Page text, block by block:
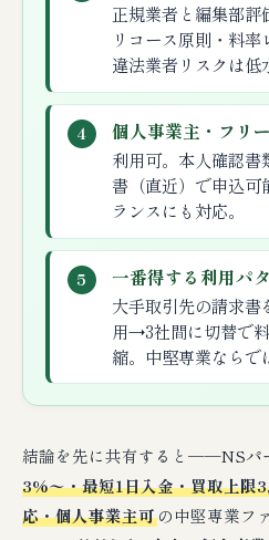
正規業者と編集部評
リコース原則・料率
違法業者リスクは低
4 個人事業主・フリ
利用可。本人確認
書（直近）で申込可
ランスにも対応。
5 一番得する利用パ
大手取引先の請求書
用→3社間に切替で
縮。中堅専業ならで
結論を先に共有すると──NSパ
3%〜・最短1日入金・買取上限
応・個人事業主可の中堅専業フ